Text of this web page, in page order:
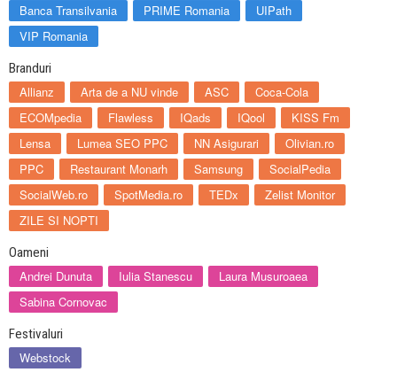
Banca Transilvania PRIME Romania
UIPath
VIP Romania
Branduri
Allianz Arta de a NU vinde ASC
Coca-Cola
ECOMpedia
Flawless IQads IQool
KISS Fm
Lensa
Lumea SEO PPC NN Asigurari
Olivian.ro
PPC
Restaurant Monarh Samsung
SocialPedia
SocialWeb.ro
SpotMedia.ro TEDx
Zelist Monitor
ZILE SI NOPTI
Oameni
Andrei Dunuta Iulia Stanescu
Laura Musuroaea
Sabina Cornovac
Festivaluri
Webstock